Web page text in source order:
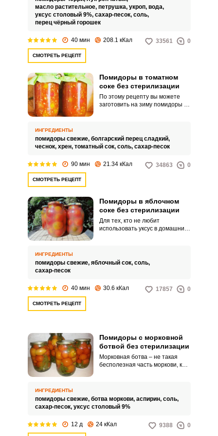
рецепт не предусматривает
использование стерилизации.
масло растительное, петрушка, укроп, вода,
уксус столовый 9%, сахар-песок, соль,
перец чёрный горошек
40 мин 208.1 кКал 33561 0
СМОТРЕТЬ РЕЦЕПТ
Помидоры в томатном
соке без стерилизации
По этому рецепту вы можете
заготовить на зиму помидоры в
все микро- и макроэлементы, да
и по вкусу они останутся как
свежие. Томатный сок можно
приготовить своими руками из
ИНГРЕДИЕНТЫ
помидоры свежие, болгарский перец сладкий,
чеснок, хрен, томатный сок, соль, сахар-песок
90 мин 21.34 кКал 34863 0
СМОТРЕТЬ РЕЦЕПТ
Помидоры в яблочном
соке без стерилизации
Для тех, кто не любит
использовать уксус в домашних
законсервировать в яблочном
ИНГРЕДИЕНТЫ
помидоры свежие, яблочный сок, соль,
сахар-песок
40 мин 30.6 кКал 17857 0
СМОТРЕТЬ РЕЦЕПТ
Помидоры с морковной
ботвой без стерилизации
Морковная ботва – не такая
бесполезная часть моркови, как
помидоры на зиму, которые
будут поражать дегустаторов
ИНГРЕДИЕНТЫ
помидоры свежие, ботва моркови, аспирин, соль,
сахар-песок, уксус столовый 9%
12 д 24 кКал 9388 0
Запомнить меня
ЕЩЕ НЕ ЗАРЕГИСТРИРОВАННЫ?
Забыли пароль?